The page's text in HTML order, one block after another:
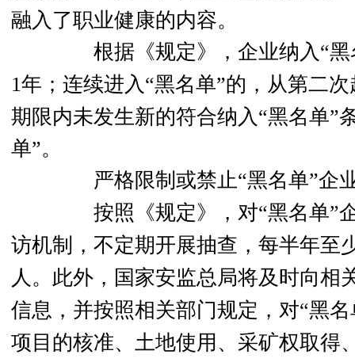
融入了职业健康的内容。
根据《规定》， 企业纳入“
1年； 连续进入“黑名单”的，从第二
期限内未发生新的符合纳入“黑名单”
单”。
严格限制或禁止“黑名单”企
按照《规定》， 对“黑名单”
访机制， 不定期开展抽查，每半年至
人。此外， 国家安监总局将及时向相
信息，并按照相关部门规定， 对“黑
项目的核准、土地使用、采矿权取得